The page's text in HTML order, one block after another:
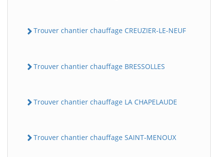
Trouver chantier chauffage CREUZIER-LE-NEUF
Trouver chantier chauffage BRESSOLLES
Trouver chantier chauffage LA CHAPELAUDE
Trouver chantier chauffage SAINT-MENOUX